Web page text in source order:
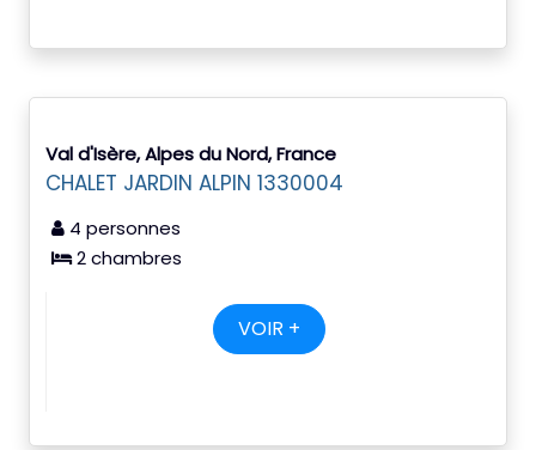
Val d'Isère, Alpes du Nord, France
CHALET JARDIN ALPIN 1330004
4 personnes
2 chambres
VOIR +